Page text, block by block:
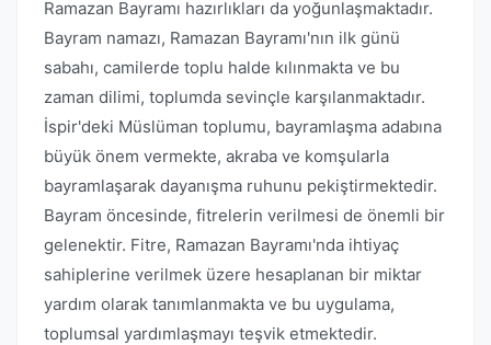
Ramazan Bayramı hazırlıkları da yoğunlaşmaktadır.
Bayram namazı, Ramazan Bayramı'nın ilk günü
sabahı, camilerde toplu halde kılınmakta ve bu
zaman dilimi, toplumda sevinçle karşılanmaktadır.
İspir'deki Müslüman toplumu, bayramlaşma adabına
büyük önem vermekte, akraba ve komşularla
bayramlaşarak dayanışma ruhunu pekiştirmektedir.
Bayram öncesinde, fitrelerin verilmesi de önemli bir
gelenektir. Fitre, Ramazan Bayramı'nda ihtiyaç
sahiplerine verilmek üzere hesaplanan bir miktar
yardım olarak tanımlanmakta ve bu uygulama,
toplumsal yardımlaşmayı teşvik etmektedir.